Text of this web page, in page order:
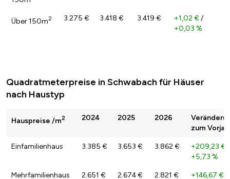
Über 150m2 3.275 € 3.418 € 3.419 € +1,02 € /
+0,03 %
Quadratmeterpreise in Schwabach für Häuser
nach Haustyp
Hauspreise /m2 2024 2025 2026
zum
Einfamilienhaus 3.385 € 3.653 € 3.862 € +209,23 €
+5,73 %
Mehrfamilienhaus 2.651 € 2.674 € 2.821 € +146,67 €